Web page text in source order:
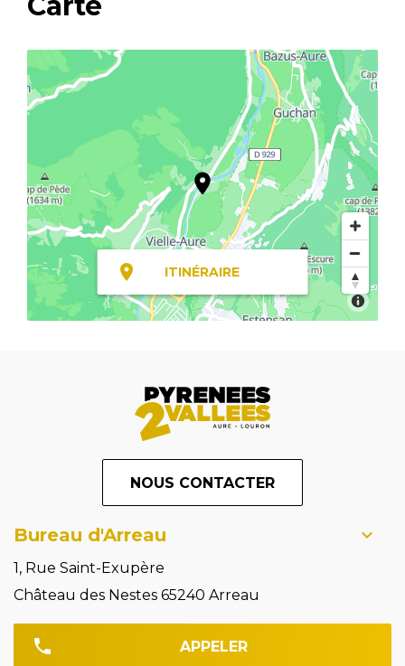
ITINÉRAIRE
NOUS CONTACTER
Bureau d'Arreau
1, Rue Saint-Exupère
Château des Nestes 65240 Arreau
APPELER